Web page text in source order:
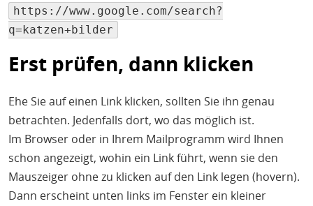
https://www.google.com/search?
q=katzen+bilder
Erst prüfen, dann klicken
Ehe Sie auf einen Link klicken, sollten Sie ihn genau
betrachten. Jedenfalls dort, wo das möglich ist.
Im Browser oder in Ihrem Mailprogramm wird Ihnen
schon angezeigt, wohin ein Link führt, wenn sie den
Mauszeiger ohne zu klicken auf den Link legen (hovern).
Dann erscheint unten links im Fenster ein kleiner